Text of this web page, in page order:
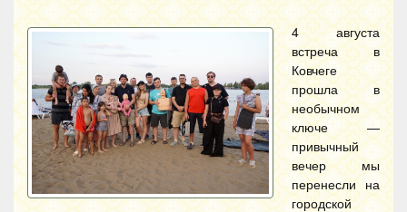
4 августа
встреча в
Ковчеге
прошла в
необычном
ключе —
привычный
вечер мы
перенесли на
городской